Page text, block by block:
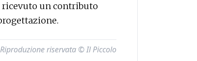
ricevuto un contributo
Riproduzione riservata © Il Piccolo